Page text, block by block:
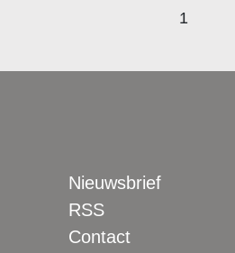
1
Nieuwsbrief
RSS
Contact